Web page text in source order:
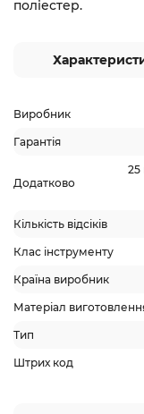
поліестер.
Виробник
Гарантія
Додатково
25
Кількість відсіків
Клас інструменту
Країна виробник
Матеріал
Тип
Штрих код